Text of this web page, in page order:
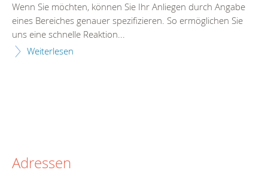
Wenn Sie möchten, können Sie Ihr Anliegen durch Angabe
eines Bereiches genauer spezifizieren. So ermöglichen Sie
uns eine schnelle Reaktion...
Weiterlesen
Adressen